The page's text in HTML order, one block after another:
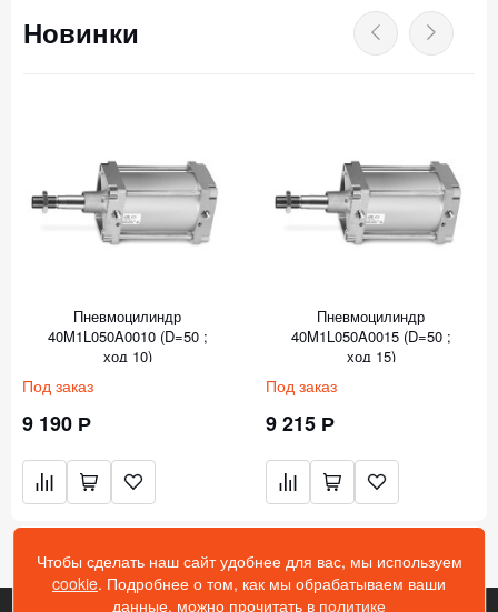
Новинки
Пневмоцилиндр
40M1L050A0010 (D=50 ;
ход 10)
Под заказ
9 190 Р
Пневмоцилиндр
40M1L050A0015 (D=50 ;
ход 15)
Под заказ
9 215 Р
Чтобы сделать наш сайт удобнее для вас, мы используем
cookie. Подробнее о том, как мы обрабатываем ваши
данные, можно прочитать в политике